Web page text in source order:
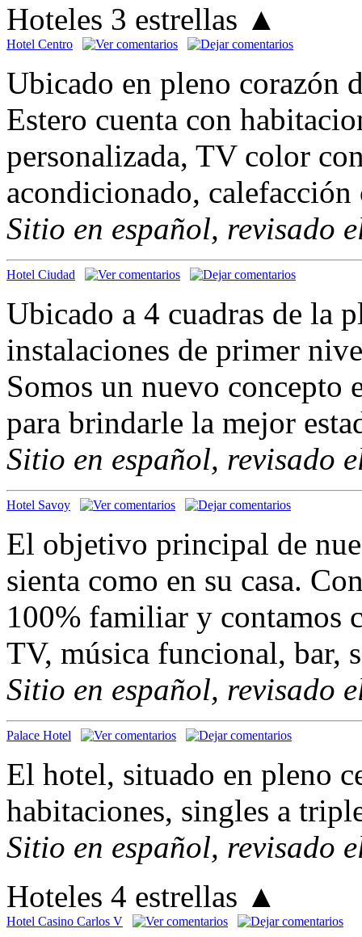
Hoteles 3 estrellas ▲
Hotel Centro
Ubicado en pleno corazón
Estero cuenta con
personalizada, TV color
acondicionado,
Sitio en español, revisado
Hotel Ciudad
Ubicado a 4 cuadras de la
instalaciones de primer
Somos un nuevo concepto
para brindarle la mejor
Sitio en español, revisado
Hotel Savoy
El objetivo principal de
sienta como en su casa.
100% familiar y contamos
TV, música funcional, bar,
Sitio en español, revisado
Palace Hotel
El hotel, situado en pleno
habitaciones, singles a
Sitio en español, revisado
Hoteles 4 estrellas ▲
Hotel Casino Carlos V